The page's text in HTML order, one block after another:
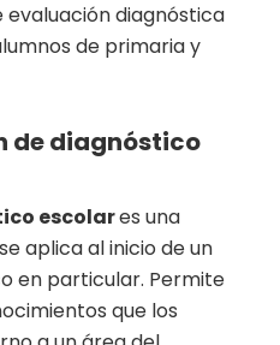
diagnóstica
de primaria y
de diagnóstico
escolares una
aplica al inicio de un
en particular. Permite
que los